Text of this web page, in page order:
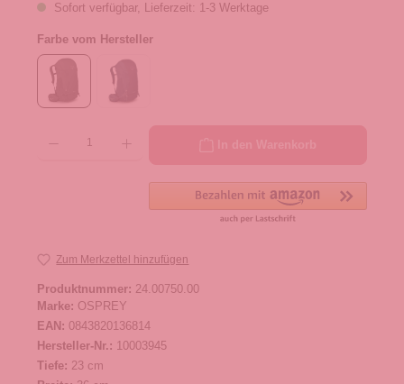
Sofort verfügbar, Lieferzeit: 1-3 Werktage
Farbe vom Hersteller
Zum Merkzettel hinzufügen
Produktnummer: 24.00750.00
Marke: OSPREY
EAN: 0843820136814
Hersteller-Nr.: 10003945
Tiefe: 23 cm